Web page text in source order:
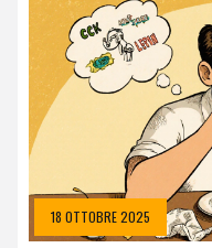
18 OTTOBRE 2025